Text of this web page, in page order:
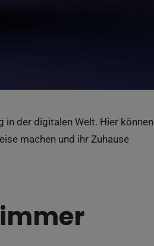
in der digitalen Welt. Hier können
machen und ihr Zuhause